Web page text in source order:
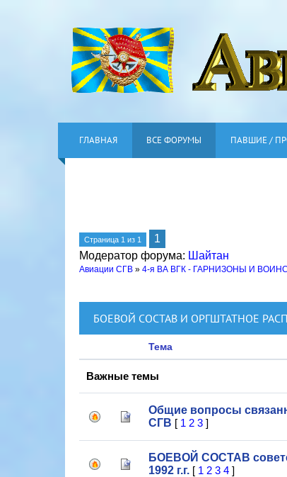
ГЛАВНАЯ ВСЕ ФОРУМЫ ПАВШИЕ /
Страница 1 из 1
1
Модератор форума: Шайтан
Авиации СГВ » 4-я ВА ВГК - ГАРНИЗОНЫ И
БОЕВОЙ СОСТАВ И ОРГШТАТНОЕ
Тема
Важные темы
Общие вопросы
СГВ [ 1 2 3 ]
БОЕВОЙ СОСТАВ
1992 г.г. [ 1 2 3 4 ]